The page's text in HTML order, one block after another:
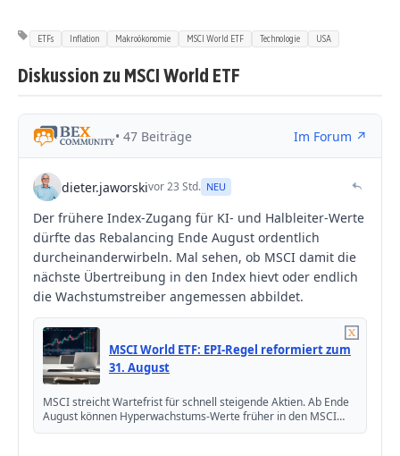
ETFs Inflation Makroökonomie MSCI World ETF Technologie USA
Diskussion zu MSCI World ETF